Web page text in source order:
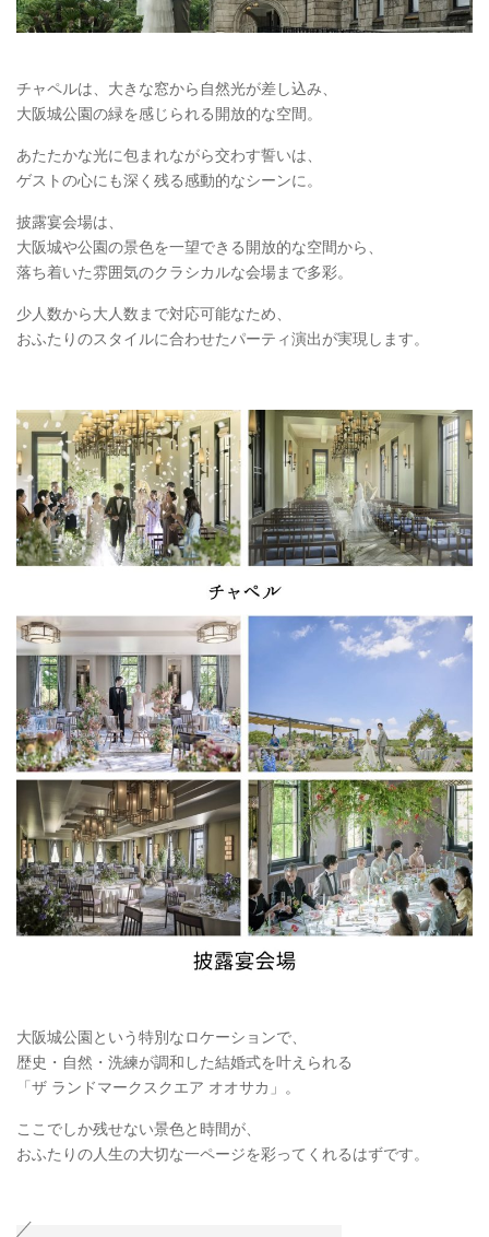
チャペルは、大きな窓から自然光が差し込み、
大阪城公園の緑を感じられる開放的な空間。
あたたかな光に包まれながら交わす誓いは、
ゲストの心にも深く残る感動的なシーンに。
披露宴会場は、
大阪城や公園の景色を一望できる開放的な空間から、
落ち着いた雰囲気のクラシカルな会場まで多彩。
少人数から大人数まで対応可能なため、
おふたりのスタイルに合わせたパーティ演出が実現します。
大阪城公園という特別なロケーションで、
歴史・自然・洗練が調和した結婚式を叶えられる
「ザ ランドマークスクエア オオサカ」。
ここでしか残せない景色と時間が、
おふたりの人生の大切な一ページを彩ってくれるはずです。